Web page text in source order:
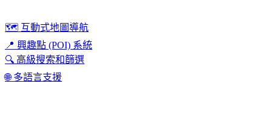
🗺️ 互動式地圖導航
📍 興趣點 (POI) 系統
🔍 高級搜索和篩選
🌐 多語言支援